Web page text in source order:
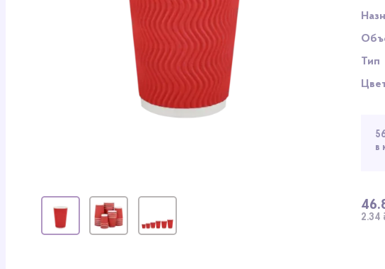
Тип
в
2.34